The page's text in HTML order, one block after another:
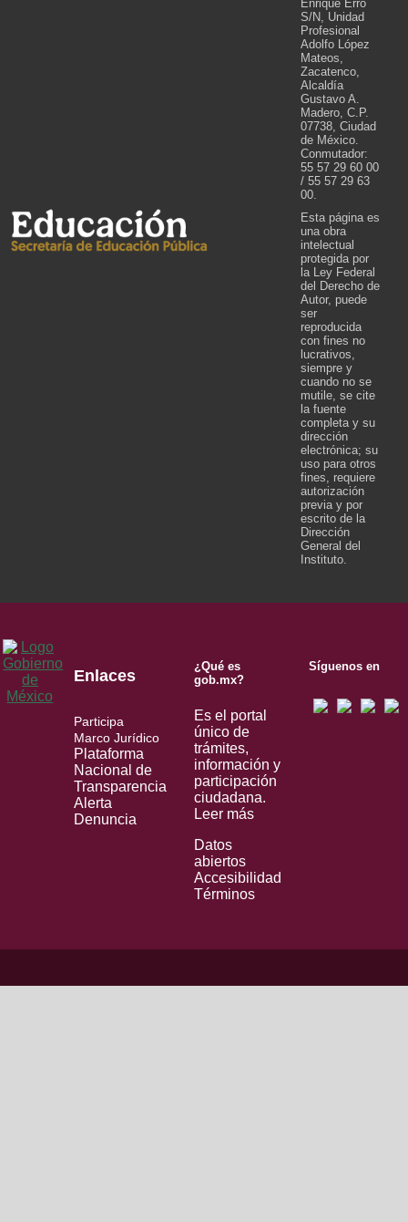
Enrique Erro
S/N, Unidad
Profesional
Adolfo López
Mateos,
Zacatenco,
Alcaldía
Gustavo A.
Madero, C.P.
07738, Ciudad
de México.
Conmutador:
55 57 29 60 00
/ 55 57 29 63
00.
Esta página es
una obra
intelectual
protegida por
la Ley Federal
del Derecho de
Autor, puede
ser
reproducida
con fines no
lucrativos,
siempre y
cuando no se
mutile, se cite
la fuente
completa y su
dirección
electrónica; su
uso para otros
fines, requiere
autorización
previa y por
escrito de la
Dirección
General del
Instituto.
Enlaces
Participa
Marco Jurídico
Plataforma
Nacional de
Transparencia
Alerta
Denuncia
¿Qué es
gob.mx?
Es el portal
único de
trámites,
información y
participación
ciudadana.
Leer más
Datos
abiertos
Accesibilidad
Términos
Síguenos en